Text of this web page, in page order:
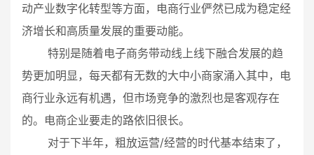
动产业数字化转型等方面，电商行业俨然已成为稳定经
济增长和高质量发展的重要动能。
特别是随着电子商务带动线上线下融合发展的趋
势更加明显，每天都有无数的大中小商家涌入其中，电
商行业永远有机遇，但市场竞争的激烈也是客观存在
的。电商企业要走的路依旧很长。
对于下半年，粗放运营/经营的时代基本结束了，